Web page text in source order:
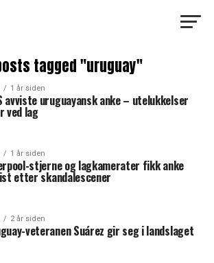
tagged "uruguay"
1 år siden
avviste uruguayansk anke – utelukkelser
ved lag
1 år siden
stjerne og lagkamerater fikk anke
etter skandalescener
2 år siden
veteranen Suárez gir seg i landslaget